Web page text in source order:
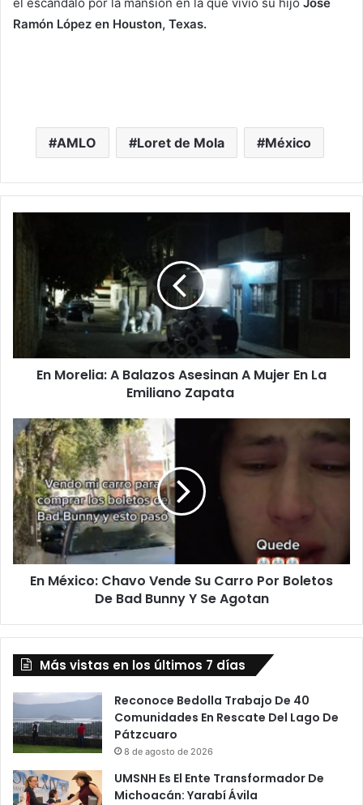
el escándalo por la mansión en la que vivió su hijo José
Ramón López en Houston, Texas.
AMLO Loret de Mola México
Asesinan
La
EmilianoEn Morelia: A Balazos Asesinan A Mujer En La
Emiliano Zapata
En
México:
Chavo
Vende
Su
Carro
Por
Boletos
De
En México: Chavo Vende Su Carro Por Boletos
De Bad Bunny Y Se Agotan
Más vistas en los últimos 7 días
Reconoce Bedolla Trabajo De 40
Comunidades En Rescate Del Lago De
Pátzcuaro
8 de agosto de 2026
UMSNH Es El Ente Transformador De
Michoacán: Yarabí Ávila